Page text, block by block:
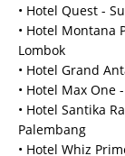
• Hotel Quest -
• Hotel Montana
Lombok
• Hotel Grand
• Hotel Max One
• Hotel Santika
Palembang
• Hotel Whiz